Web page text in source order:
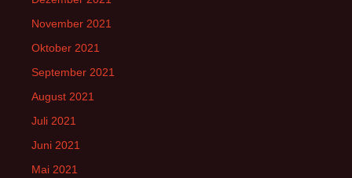
November 2021
Oktober 2021
September 2021
August 2021
Juli 2021
Juni 2021
Mai 2021